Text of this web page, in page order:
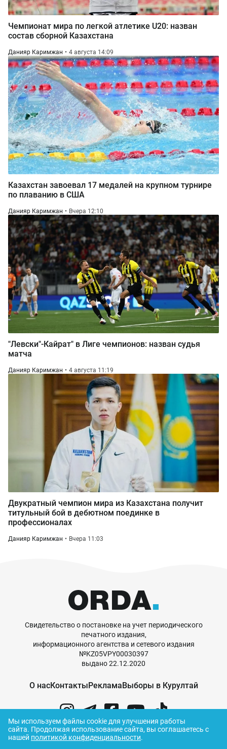
Чемпионат мира по легкой атлетике U20: назван
состав сборной Казахстана
Данияр Каримжан 4 августа 14:09
Казахстан завоевал 17 медалей на крупном турнире
по плаванию в США
Данияр Каримжан Вчера 12:10
"Левски"-Кайрат" в Лиге чемпионов: назван судья
матча
Данияр Каримжан 4 августа 11:19
Двукратный чемпион мира из Казахстана получит
титульный бой в дебютном поединке в
профессионалах
Данияр Каримжан Вчера 11:03
Свидетельство о постановке на учет периодического
печатного издания,
информационного агентства и сетевого издания
№KZ05VPY00030397
выдано 22.12.2020
О насКонтакты Реклама Выборы в Курултай
Мы используем файлы cookie для улучшения работы
сайта. Продолжая использование сайта, вы соглашаетесь с
нашей политикой конфиденциальности.